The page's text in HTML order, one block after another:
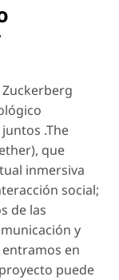
.The
), que
inmersiva
social;
de las
y
en
puede